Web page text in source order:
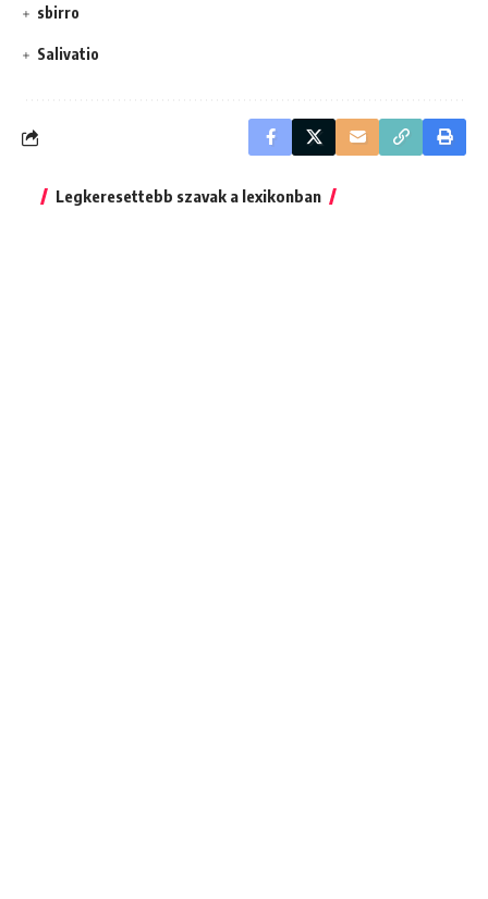
sbirro
Salivatio
Legkeresettebb szavak a lexikonban